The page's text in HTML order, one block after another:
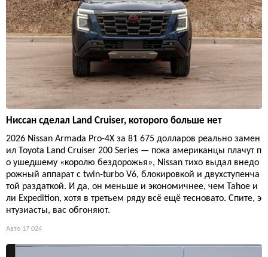
Ниссан сделал Land Cruiser, которого больше нет
2026 Nissan Armada Pro-4X за 81 675 долларов реально замен
ил Toyota Land Cruiser 200 Series — пока американцы плачут п
о ушедшему «королю бездорожья», Nissan тихо выдал внедо
рожный аппарат с twin-turbo V6, блокировкой и двухступенча
той раздаткой. И да, он меньше и экономичнее, чем Tahoe и
ли Expedition, хотя в третьем ряду всё ещё тесновато. Спите, э
нтузиасты, вас обгоняют.
Авто 17 024